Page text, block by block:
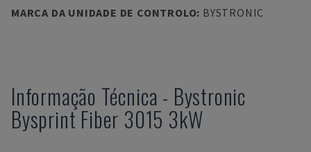
MARCA DA UNIDADE DE CONTROLO: BYSTRONIC
Informação Técnica - Bystronic
Bysprint Fiber 3015 3kW